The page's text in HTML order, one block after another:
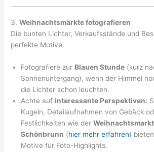
3.Weihnachtsmärkte fotografieren
Die bunten Lichter, Verkaufsstände und
perfekte Motive:
Fotografiere zur Blauen Stunde (kurz
Sonnenuntergang), wenn der Himmel
die Lichter schon leuchten.
Achte auf interessante Perspektiven:
Kugeln, Detailaufnahmen von Gebäck
Festlichkeiten wie der
Schönbrunn (hier mehr erfahren)
Motive für Foto-Highlights.